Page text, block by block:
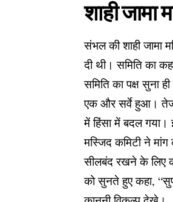
शाही जामा
संभल की शाही जामा
दी थी। समिति का
समिति का पक्ष सुना
एक और सर्वे हुआ।
में हिंसा में बदल गया।
मस्जिद कमिटी ने मांग
सीलबंद रखने के लिए
को सुनते हुए कहा,